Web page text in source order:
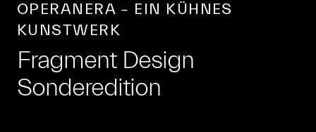
OPERANERA – EIN KÜHNES
KUNSTWERK
Fragment Design
Sonderedition